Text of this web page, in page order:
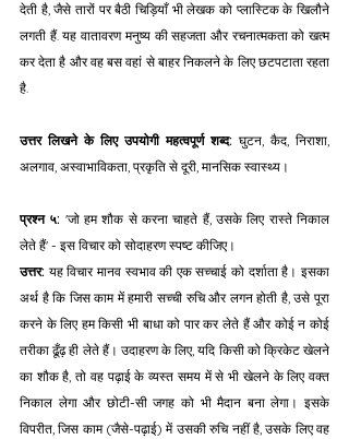
देती है, जैसे तारों पर बैठी चिड़ियाँ भी लेखक को प्लास्टिक के खिलौने
लगती हैं. यह वातावरण मनुष्य की सहजता और रचनात्मकता को खत्म
कर देता है और वह बस वहां से बाहर निकलने के लिए छटपटाता रहता
है.
उत्तर लिखने के लिए उपयोगी महत्वपूर्ण शब्द: घुटन, कैद, निराशा,
अलगाव, अस्वाभाविकता, प्रकृति से दूरी, मानसिक स्वास्थ्य।
प्रश्न ५: 'जो हम शौक से करना चाहते हैं, उसके लिए रास्ते निकाल
लेते हैं' - इस विचार को सोदाहरण स्पष्ट कीजिए।
उत्तर: यह विचार मानव स्वभाव की एक सच्चाई को दर्शाता है। इसका
अर्थ है कि जिस काम में हमारी सच्ची रुचि और लगन होती है, उसे पूरा
करने के लिए हम किसी भी बाधा को पार कर लेते हैं और कोई न कोई
तरीका ढूँढ़ ही लेते हैं। उदाहरण के लिए, यदि किसी को क्रिकेट खेलने
का शौक है, तो वह पढ़ाई के व्यस्त समय में से भी खेलने के लिए वक्त
निकाल लेगा और छोटी-सी जगह को भी मैदान बना लेगा। इसके
विपरीत, जिस काम (जैसे-पढ़ाई) में उसकी रुचि नहीं है, उसके लिए वह